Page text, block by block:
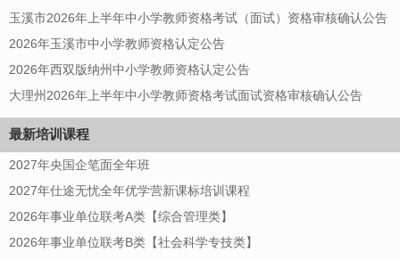
玉溪市2026年上半年中小学教师资格考试（面试）资格审核确认公告
2026年玉溪市中小学教师资格认定公告
2026年西双版纳州中小学教师资格认定公告
大理州2026年上半年中小学教师资格考试面试资格审核确认公告
最新培训课程
2027年央国企笔面全年班
2027年仕途无忧全年优学营新课标培训课程
2026年事业单位联考A类【综合管理类】
2026年事业单位联考B类【社会科学专技类】